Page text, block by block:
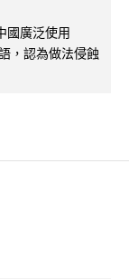
國廣泛使用
，認為做法侵蝕